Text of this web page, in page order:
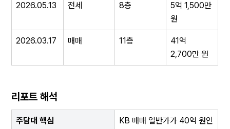
2026.05.13 전세 8층
5억 1,500만
원
2026.03.17 매매 11층
41억
2,700만 원
리포트 해석
주담대 핵심
KB 매매 일반가가 40억 원인